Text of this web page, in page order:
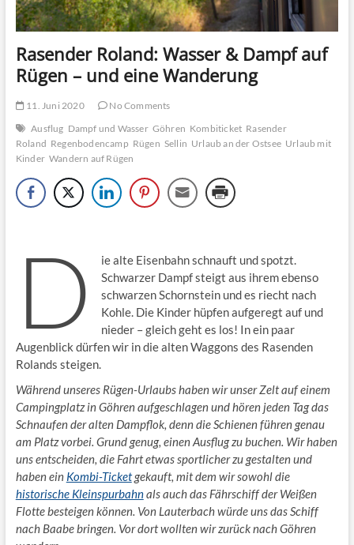
Rasender Roland: Wasser & Dampf auf
Rügen – und eine Wanderung
11. Juni 2020
No Comments
Ausflug Dampf und Wasser Göhren Kombiticket Rasender
Roland Regenbodencamp Rügen Sellin Urlaub an der Ostsee Urlaub mit
Kinder Wandern auf Rügen
D
ie alte Eisenbahn schnauft und spotzt.
Schwarzer Dampf steigt aus ihrem ebenso
schwarzen Schornstein und es riecht nach
Kohle. Die Kinder hüpfen aufgeregt auf und
nieder – gleich geht es los! In ein paar
Augenblick dürfen wir in die alten Waggons des Rasenden
Rolands steigen.
Während unseres Rügen-Urlaubs haben wir unser Zelt auf einem
Campingplatz in Göhren aufgeschlagen und hören jeden Tag das
Schnaufen der alten Dampflok, denn die Schienen führen genau
am Platz vorbei. Grund genug, einen Ausflug zu buchen. Wir haben
uns entscheiden, die Fahrt etwas sportlicher zu gestalten und
haben ein Kombi-Ticketgekauft, mit dem wir sowohl die
historische Kleinspurbahnals auch das Fährschiff der Weißen
Flotte besteigen können. Von Lauterbach würde uns das Schiff
nach Baabe bringen. Vor dort wollten wir zurück nach Göhren